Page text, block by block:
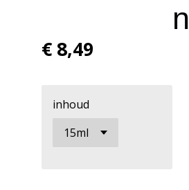
n
€ 8,49
inhoud